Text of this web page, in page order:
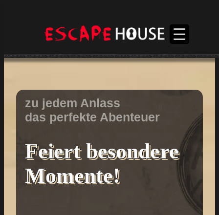
zu jedem Anlass
das perfekte Abenteuer
Feiert besondere
Momente!